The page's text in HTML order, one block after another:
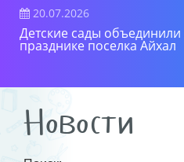
20.07.2026
Детские сады
празднике поселка Айхал
Новости